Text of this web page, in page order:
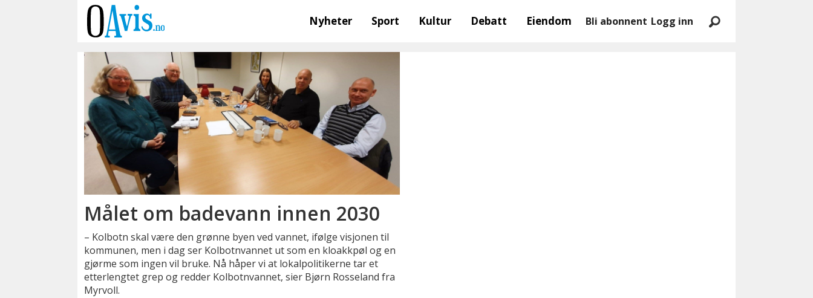
Nyheter Sport Kultur Debatt Eiendom Bli abonnent Logg inn
Målet om badevann innen 2030
– Kolbotn skal være den grønne byen ved vannet, ifølge visjonen til
kommunen, men i dag ser Kolbotnvannet ut som en kloakkpøl og en
gjørme som ingen vil bruke. Nå håper vi at lokalpolitikerne tar et
etterlengtet grep og redder Kolbotnvannet, sier Bjørn Rosseland fra
Myrvoll.